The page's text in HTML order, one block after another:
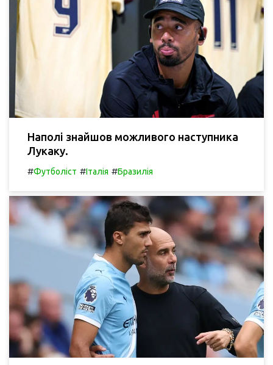
Наполі знайшов можливого наступника
Лукаку.
#Футболіст #Італія #Бразилія